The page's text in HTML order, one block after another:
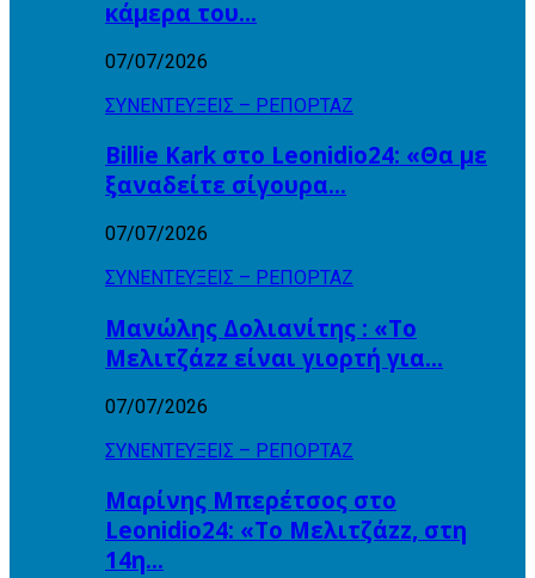
κάμερα του…
07/07/2026
ΣΥΝΕΝΤΕΥΞΕΙΣ – ΡΕΠΟΡΤΑΖ
Billie Kark στο Leonidio24: «Θα με
ξαναδείτε σίγουρα…
07/07/2026
ΣΥΝΕΝΤΕΥΞΕΙΣ – ΡΕΠΟΡΤΑΖ
Μανώλης Δολιανίτης : «Το
Μελιτζάzz είναι γιορτή για…
07/07/2026
ΣΥΝΕΝΤΕΥΞΕΙΣ – ΡΕΠΟΡΤΑΖ
Μαρίνης Μπερέτσος στο
Leonidio24: «Το Μελιτζάzz, στη
14η…